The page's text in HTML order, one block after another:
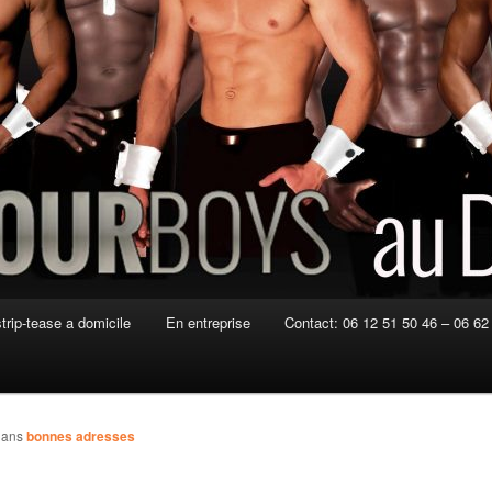
tease a domicile En entreprise Contact: 06 12 51 50 46 – 06
bonnes adresses